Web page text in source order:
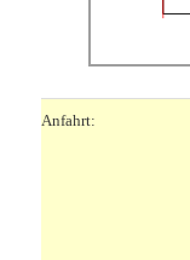
Anfahrt: